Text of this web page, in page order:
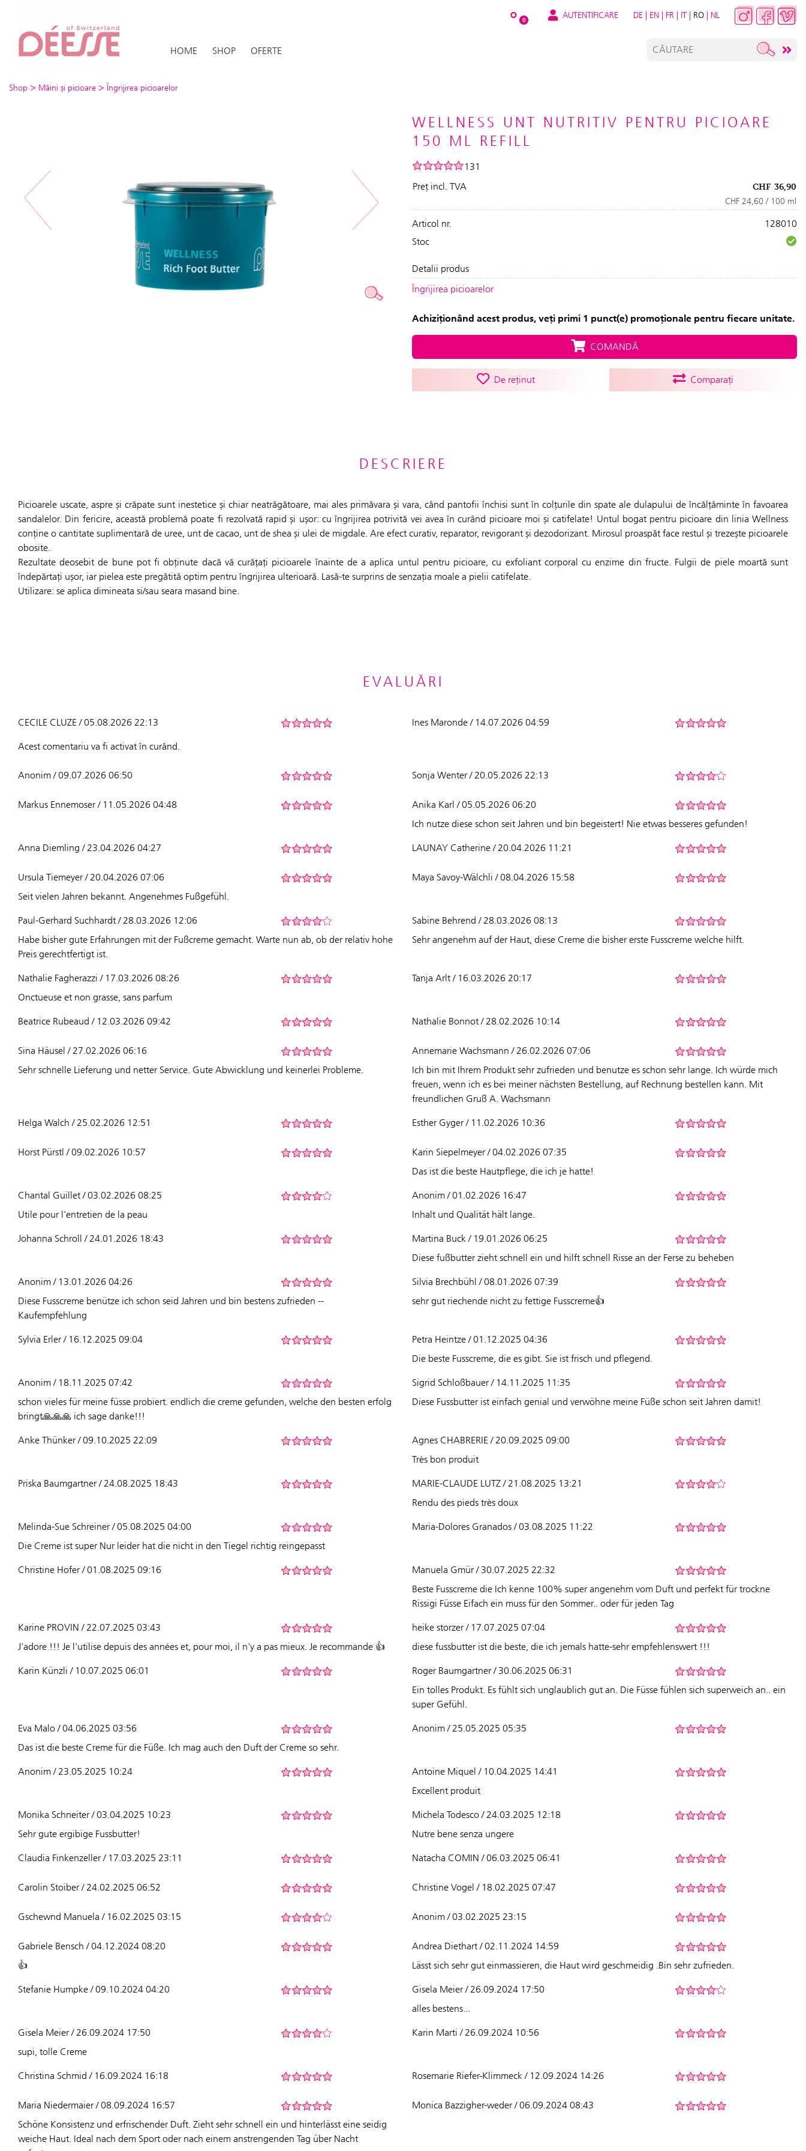
O 0 AUTENTIFICARE DE | EN | FR | IT | RO | NL
HOME SHOP OFERTE
Shop > Mâini și picioare > Îngrijirea picioarelor
Next
WELLNESS UNT NUTRITIV PENTRU PICIOARE
150 ML REFILL
131
Preț incl. TVA
CHF 36,90
CHF 24,60 / 100 ml
Articol nr.
128010
Stoc
Detalii produs
Îngrijirea picioarelor
Achiziționând acest produs, veți primi 1 punct(e) promoționale pentru fiecare unitate.
COMANDĂ
De reținut Comparați
DESCRIERE
Picioarele uscate, aspre și crăpate sunt inestetice și chiar neatrăgătoare, mai ales primăvara și vara, când pantofii închisi sunt în colțurile din spate ale dulapului de încălțăminte în favoarea
sandalelor. Din fericire, această problemă poate fi rezolvată rapid și ușor: cu îngrijirea potrivită vei avea în curând picioare moi și catifelate! Untul bogat pentru picioare din linia Wellness
conține o cantitate suplimentară de uree, unt de cacao, unt de shea și ulei de migdale. Are efect curativ, reparator, revigorant și dezodorizant. Mirosul proaspăt face restul și trezește picioarele
obosite.
Rezultate deosebit de bune pot fi obținute dacă vă curățați picioarele înainte de a aplica untul pentru picioare, cu exfoliant corporal cu enzime din fructe. Fulgii de piele moartă sunt
îndepărtați ușor, iar pielea este pregătită optim pentru îngrijirea ulterioară. Lasă-te surprins de senzația moale a pielii catifelate.
Utilizare: se aplica dimineata si/sau seara masand bine.
EVALUĂRI
CECILE CLUZE / 05.08.2026 22:13
Acest comentariu va fi activat în curând.
Ines Maronde / 14.07.2026 04:59
Anonim / 09.07.2026 06:50 Sonja Wenter / 20.05.2026 22:13
Markus Ennemoser / 11.05.2026 04:48
Anika Karl / 05.05.2026 06:20
Ich nutze diese schon seit Jahren und bin begeistert! Nie etwas besseres gefunden!
Anna Diemling / 23.04.2026 04:27 LAUNAY Catherine / 20.04.2026 11:21
Ursula Tiemeyer / 20.04.2026 07:06
Seit vielen Jahren bekannt. Angenehmes Fußgefühl.
Maya Savoy-Wälchli / 08.04.2026 15:58
Paul-Gerhard Suchhardt / 28.03.2026 12:06
Habe bisher gute Erfahrungen mit der Fußcreme gemacht. Warte nun ab, ob der relativ hohe
Preis gerechtfertigt ist.
Sabine Behrend / 28.03.2026 08:13
Sehr angenehm auf der Haut, diese Creme die bisher erste Fusscreme welche hilft.
Nathalie Fagherazzi / 17.03.2026 08:26
Onctueuse et non grasse, sans parfum
Tanja Arlt / 16.03.2026 20:17
Beatrice Rubeaud / 12.03.2026 09:42 Nathalie Bonnot / 28.02.2026 10:14
Sina Häusel / 27.02.2026 06:16
Sehr schnelle Lieferung und netter Service. Gute Abwicklung und keinerlei Probleme.
Annemarie Wachsmann / 26.02.2026 07:06
Ich bin mit Ihrem Produkt sehr zufrieden und benutze es schon sehr lange. Ich würde mich
freuen, wenn ich es bei meiner nächsten Bestellung, auf Rechnung bestellen kann. Mit
freundlichen Gruß A. Wachsmann
Helga Walch / 25.02.2026 12:51 Esther Gyger / 11.02.2026 10:36
Horst Pürstl / 09.02.2026 10:57
Karin Siepelmeyer / 04.02.2026 07:35
Das ist die beste Hautpflege, die ich je hatte!
Chantal Guillet / 03.02.2026 08:25
Utile pour l'entretien de la peau
Anonim / 01.02.2026 16:47
Inhalt und Qualität hält lange.
Johanna Schroll / 24.01.2026 18:43
Martina Buck / 19.01.2026 06:25
Diese fußbutter zieht schnell ein und hilft schnell Risse an der Ferse zu beheben
Anonim / 13.01.2026 04:26
Diese Fusscreme benütze ich schon seid Jahren und bin bestens zufrieden --
Kaufempfehlung
Silvia Brechbühl / 08.01.2026 07:39
sehr gut riechende nicht zu fettige Fusscreme👍
Sylvia Erler / 16.12.2025 09:04
Petra Heintze / 01.12.2025 04:36
Die beste Fusscreme, die es gibt. Sie ist frisch und pflegend.
Anonim / 18.11.2025 07:42
schon vieles für meine füsse probiert. endlich die creme gefunden, welche den besten erfolg
bringt🙏🙏🙏 ich sage danke!!!
Sigrid Schloßbauer / 14.11.2025 11:35
Diese Fussbutter ist einfach genial und verwöhne meine Füße schon seit Jahren damit!
Anke Thünker / 09.10.2025 22:09
Agnes CHABRERIE / 20.09.2025 09:00
Très bon produit
Priska Baumgartner / 24.08.2025 18:43
MARIE-CLAUDE LUTZ / 21.08.2025 13:21
Rendu des pieds très doux
Melinda-Sue Schreiner / 05.08.2025 04:00
Die Creme ist super Nur leider hat die nicht in den Tiegel richtig reingepasst
Maria-Dolores Granados / 03.08.2025 11:22
Christine Hofer / 01.08.2025 09:16
Manuela Gmür / 30.07.2025 22:32
Beste Fusscreme die Ich kenne 100% super angenehm vom Duft und perfekt für trockne
Rissigi Füsse Eifach ein muss für den Sommer.. oder für jeden Tag
Karine PROVIN / 22.07.2025 03:43
J'adore !!! Je l'utilise depuis des années et, pour moi, il n'y a pas mieux. Je recommande 👍
heike storzer / 17.07.2025 07:04
diese fussbutter ist die beste, die ich jemals hatte-sehr empfehlenswert !!!
Karin Künzli / 10.07.2025 06:01
Roger Baumgartner / 30.06.2025 06:31
Ein tolles Produkt. Es fühlt sich unglaublich gut an. Die Füsse fühlen sich superweich an.. ein
super Gefühl.
Eva Malo / 04.06.2025 03:56
Das ist die beste Creme für die Füße. Ich mag auch den Duft der Creme so sehr.
Anonim / 25.05.2025 05:35
Anonim / 23.05.2025 10:24
Antoine Miquel / 10.04.2025 14:41
Excellent produit
Monika Schneiter / 03.04.2025 10:23
Sehr gute ergibige Fussbutter!
Michela Todesco / 24.03.2025 12:18
Nutre bene senza ungere
Claudia Finkenzeller / 17.03.2025 23:11 Natacha COMIN / 06.03.2025 06:41
Carolin Stoiber / 24.02.2025 06:52 Christine Vogel / 18.02.2025 07:47
Gschewnd Manuela / 16.02.2025 03:15 Anonim / 03.02.2025 23:15
Gabriele Bensch / 04.12.2024 08:20
👍
Andrea Diethart / 02.11.2024 14:59
Lässt sich sehr gut einmassieren, die Haut wird geschmeidig .Bin sehr zufrieden.
Stefanie Humpke / 09.10.2024 04:20
Gisela Meier / 26.09.2024 17:50
alles bestens...
Gisela Meier / 26.09.2024 17:50
supi, tolle Creme
Karin Marti / 26.09.2024 10:56
Christina Schmid / 16.09.2024 16:18 Rosemarie Riefer-Klimmeck / 12.09.2024 14:26
Maria Niedermaier / 08.09.2024 16:57
Schöne Konsistenz und erfrischender Duft. Zieht sehr schnell ein und hinterlässt eine seidig
weiche Haut. Ideal nach dem Sport oder nach einem anstrengenden Tag über Nacht
Monica Bazzigher-weder / 06.09.2024 08:43